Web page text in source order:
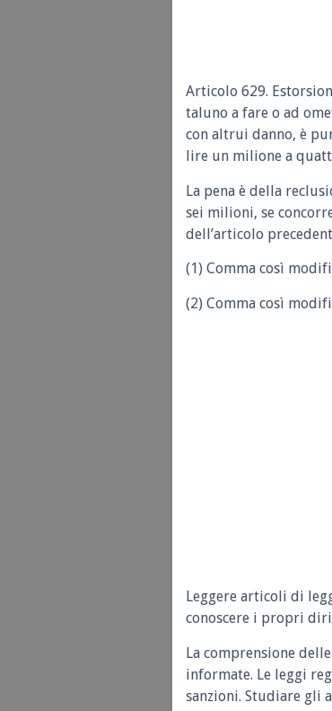
Articolo 629.
taluno a fare o ad
con altrui danno, è
lire un milione a
La pena è della
sei milioni, se
dell’articolo
(1) Comma così
(2) Comma così
Leggere articoli di
conoscere i propri
La comprensione
informate. Le leggi
sanzioni. Studiare gli